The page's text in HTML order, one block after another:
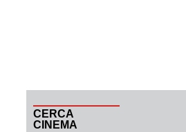
CERCA
CINEMA